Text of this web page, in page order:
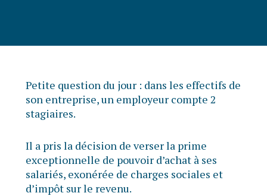
Petite question du jour : dans les effectifs de
son entreprise, un employeur compte 2
stagiaires.
Il a pris la décision de verser la prime
exceptionnelle de pouvoir d’achat à ses
salariés, exonérée de charges sociales et
d’impôt sur le revenu.